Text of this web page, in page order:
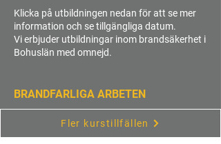
Klicka på utbildningen nedan för att se mer
information och se tillgängliga datum.
Vi erbjuder utbildningar inom brandsäkerhet i
Bohuslän med omnejd.
BRANDFARLIGA ARBETEN
Fler kurstillfällen